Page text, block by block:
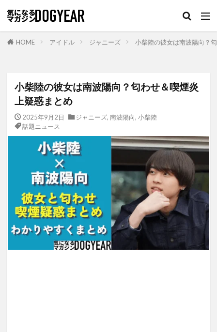
HOME アイドル ジャニーズ 小柴陸の彼女は南波陽向？
小柴陸の彼女は南波陽向？匂わせ＆喫煙炎
上疑惑まとめ
2025年9月2日 ジャニーズ, 南波陽向, 小柴陸
話題ニュース